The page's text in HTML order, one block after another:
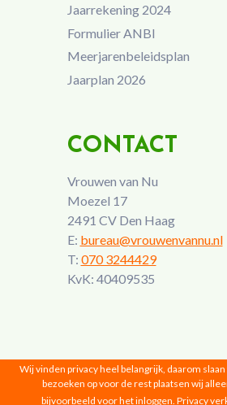
Jaarrekening 2024
Formulier ANBI
Meerjarenbeleidsplan
Jaarplan 2026
CONTACT
Vrouwen van Nu
Moezel 17
2491 CV Den Haag
E: bureau@vrouwenvannu.nl
T: 070 3244429
KvK: 40409535
Vrouwen van Nu © 2026 |
Wij vinden privacy heel belangrijk, daarom
bezoeken op voor de rest plaatsen wij
bijvoorbeeld voor het inloggen. Privacy